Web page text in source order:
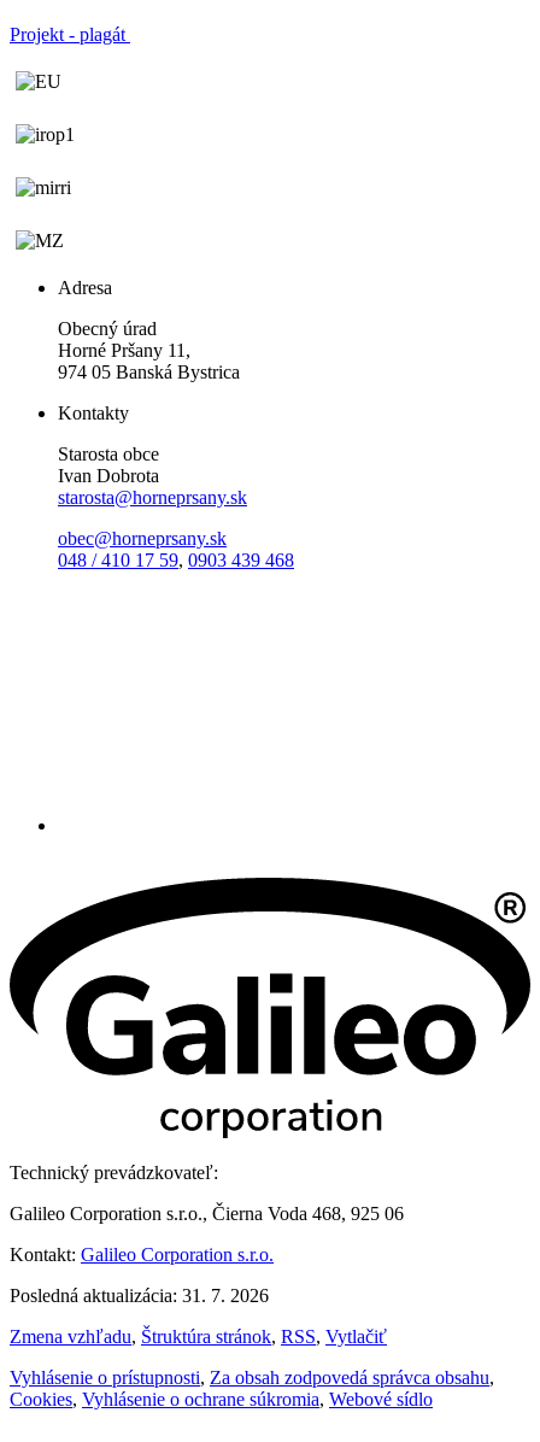
Projekt - plagát
Adresa
Obecný úrad
Horné Pršany 11,
974 05 Banská Bystrica
Kontakty
Starosta obce
Ivan Dobrota
starosta@horneprsany.sk
obec@horneprsany.sk
048 / 410 17 59, 0903 439 468
Technický prevádzkovateľ:
Galileo Corporation s.r.o., Čierna Voda 468, 925 06
Kontakt: Galileo Corporation s.r.o.
Posledná aktualizácia: 31. 7. 2026
Zmena vzhľadu, Štruktúra stránok, RSS, Vytlačiť
Vyhlásenie o prístupnosti, Za obsah zodpovedá správca obsahu,
Cookies, Vyhlásenie o ochrane súkromia, Webové sídlo